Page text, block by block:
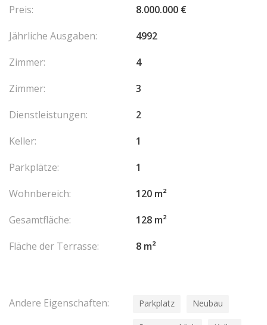
Preis:
8.000.000 €
Jährliche Ausgaben:
4992
Zimmer:
4
Zimmer:
3
Dienstleistungen:
2
Keller:
1
Parkplätze:
1
Wohnbereich:
120 m²
Gesamtfläche:
128 m²
Fläche der Terrasse:
8 m²
Andere Eigenschaften: Parkplatz Neubau